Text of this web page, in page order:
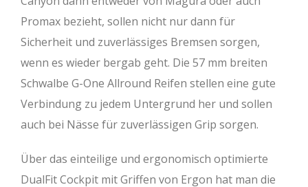
Promax bezieht, sollen nicht nur dann für
Sicherheit und zuverlässiges Bremsen sorgen,
wenn es wieder bergab geht. Die 57 mm breiten
Schwalbe G-One Allround Reifen stellen eine gute
Verbindung zu jedem Untergrund her und sollen
auch bei Nässe für zuverlässigen Grip sorgen.
Über das einteilige und ergonomisch optimierte
DualFit Cockpit mit Griffen von Ergon hat man die